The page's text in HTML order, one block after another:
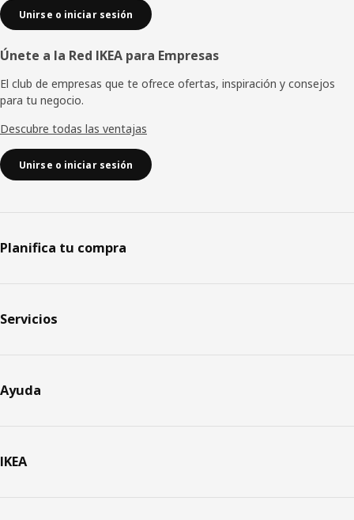
Unirse o iniciar sesión
Únete a la Red IKEA para Empresas
El club de empresas que te ofrece ofertas, inspiración y consejos
para tu negocio.
Descubre todas las ventajas
Unirse o iniciar sesión
Planifica tu compra
Servicios
Ayuda
IKEA